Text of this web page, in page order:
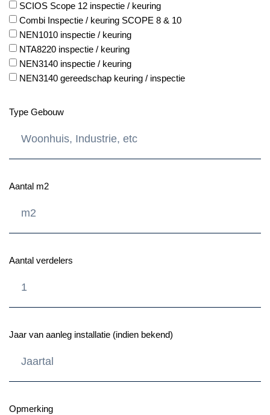
SCIOS Scope 12 inspectie / keuring
Combi Inspectie / keuring SCOPE 8 & 10
NEN1010 inspectie / keuring
NTA8220 inspectie / keuring
NEN3140 inspectie / keuring
NEN3140 gereedschap keuring / inspectie
Type Gebouw
Aantal m2
Aantal verdelers
Jaar van aanleg installatie (indien bekend)
Opmerking